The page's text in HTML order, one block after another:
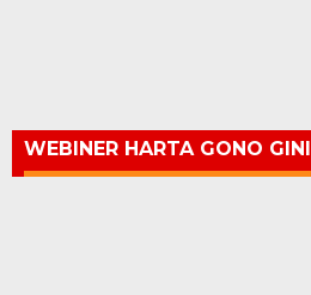
WEBINER HARTA GONO GINI